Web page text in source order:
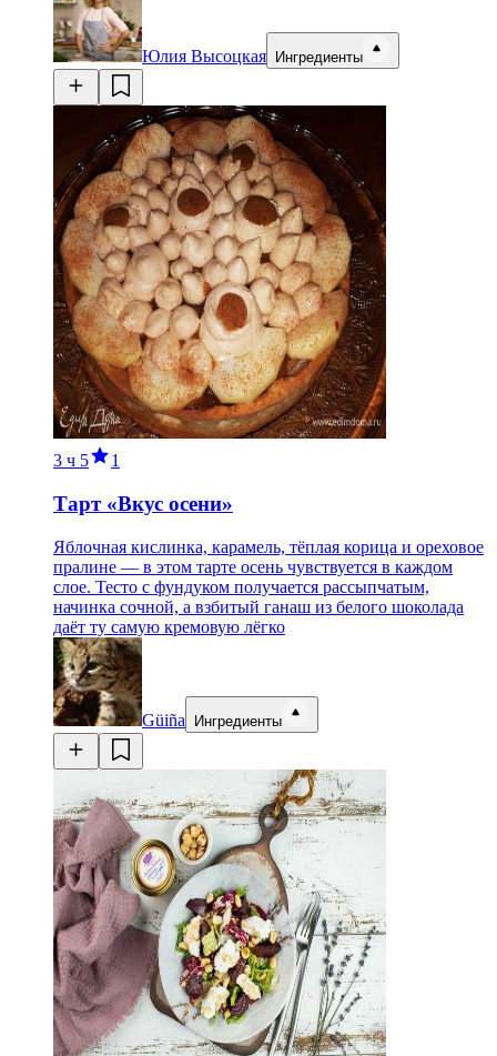
Юлия Высоцкая Ингредиенты
3 ч 5 1
Тарт «Вкус осени»
Яблочная кислинка, карамель, тёплая корица и ореховое
пралине — в этом тарте осень чувствуется в каждом
слое. Тесто с фундуком получается рассыпчатым,
начинка сочной, а взбитый ганаш из белого шоколада
даёт ту самую кремовую лёгко
Güiña Ингредиенты